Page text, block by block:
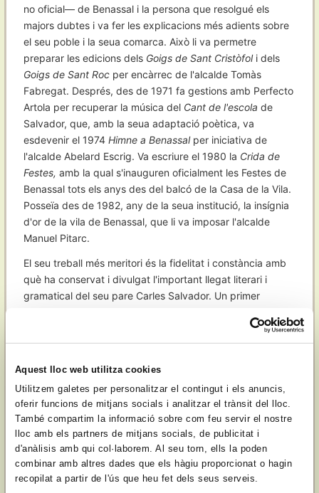
Aquest lloc web utilitza cookies
Utilitzem galetes per personalitzar el contingut i els anuncis,
oferir funcions de mitjans socials i analitzar el trànsit del lloc.
També compartim la informació sobre com feu servir el nostre
lloc amb els partners de mitjans socials, de publicitat i
d'anàlisis amb qui col·laborem. Al seu torn, ells la poden
combinar amb altres dades que els hàgiu proporcionat o hagin
recopilat a partir de l'ús que heu fet dels seus serveis.
no oficial— de Benassal i la persona que resolgué els
majors dubtes i va fer les explicacions més adients sobre
el seu poble i la seua comarca. Això li va permetre
preparar les edicions dels Goigs de Sant Cristòfoli dels
Goigs de Sant Roc per encàrrec de l'alcalde Tomàs
Fabregat. Després, des de 1971 fa gestions amb Perfecto
Artola per recuperar la música del Cant de l'escola de
Salvador, que, amb la seua adaptació poètica, va
esdevenir el 1974 Himne a Benassalper iniciativa de
l'alcalde Abelard Escrig. Va escriure el 1980 la Crida de
Festes, amb la qual s'inauguren oficialment les Festes de
Benassal tots els anys des del balcó de la Casa de la Vila.
Posseïa des de 1982, any de la seua institució, la insígnia
d'or de la vila de Benassal, que li va imposar l'alcalde
Manuel Pitarc.
El seu treball més meritori és la fidelitat i constància amb
què ha conservat i divulgat l'important llegat literari i
gramatical del seu pare Carles Salvador. Un primer
després el seu esperit de col·laboració amb tot el que
signifiqués estudi i promoció de la nostra literatura i
desfilaren per la seua casa pairal benassalenca. La major
part dels estudis apareguts sobre el seu pare han
comptat amb la seua col·laboració. La seua excel·lent
memòria, i el tracte que va tenir, les dècades de 1940 i
1950, amb tot el món literari i cultural valencià —i no sols
valencianista—, testimoniat en una rica correspondència i
records personals, han estat indispensables moltes